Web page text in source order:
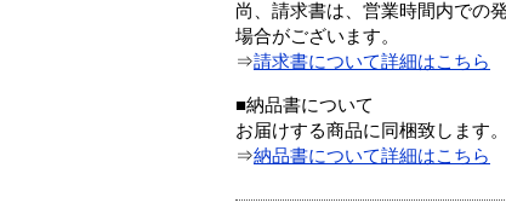
尚、請求書は、営業時間内での
場合がございます。
⇒請求書について詳細はこちら
■納品書について
お届けする商品に同梱致します。
⇒納品書について詳細はこちら